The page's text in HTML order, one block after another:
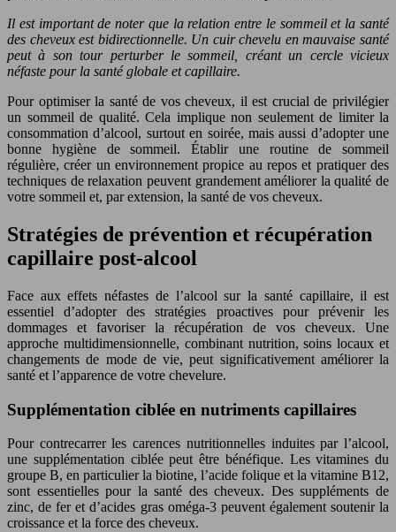
Il est important de noter que la relation entre le sommeil et la santé
des cheveux est bidirectionnelle. Un cuir chevelu en mauvaise santé
peut à son tour perturber le sommeil, créant un cercle vicieux
néfaste pour la santé globale et capillaire.
Pour optimiser la santé de vos cheveux, il est crucial de privilégier
un sommeil de qualité. Cela implique non seulement de limiter la
consommation d’alcool, surtout en soirée, mais aussi d’adopter une
bonne hygiène de sommeil. Établir une routine de sommeil
régulière, créer un environnement propice au repos et pratiquer des
techniques de relaxation peuvent grandement améliorer la qualité de
votre sommeil et, par extension, la santé de vos cheveux.
Stratégies de prévention et récupération
capillaire post-alcool
Face aux effets néfastes de l’alcool sur la santé capillaire, il est
essentiel d’adopter des stratégies proactives pour prévenir les
dommages et favoriser la récupération de vos cheveux. Une
approche multidimensionnelle, combinant nutrition, soins locaux et
changements de mode de vie, peut significativement améliorer la
santé et l’apparence de votre chevelure.
Supplémentation ciblée en nutriments capillaires
Pour contrecarrer les carences nutritionnelles induites par l’alcool,
une supplémentation ciblée peut être bénéfique. Les vitamines du
groupe B, en particulier la biotine, l’acide folique et la vitamine B12,
sont essentielles pour la santé des cheveux. Des suppléments de
zinc, de fer et d’acides gras oméga-3 peuvent également soutenir la
croissance et la force des cheveux.